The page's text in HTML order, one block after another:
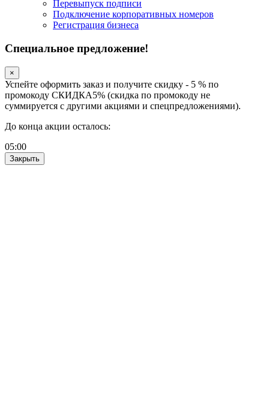
Перевыпуск подписи
Подключение корпоративных номеров
Регистрация бизнеса
Специальное предложение!
×
Успейте оформить заказ и получите скидку - 5 % по
промокоду СКИДКА5% (скидка по промокоду не
суммируется с другими акциями и спецпредложениями).
До конца акции осталось:
05:00
Закрыть